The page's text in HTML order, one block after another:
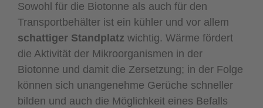
Sowohl für die Biotonne als auch für den
Transportbehälter ist ein kühler und vor allem
schattiger Standplatz wichtig. Wärme fördert
die Aktivität der Mikroorganismen in der
Biotonne und damit die Zersetzung; in der Folge
können sich unangenehme Gerüche schneller
bilden und auch die Möglichkeit eines Befalls